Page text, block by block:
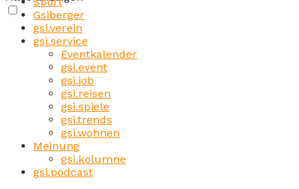
Gsiberger
gsi.verein
gsi.service
Eventkalender
gsi.event
gsi.job
gsi.reisen
gsi.spiele
gsi.trends
gsi.wohnen
Meinung
gsi.kolumne
gsi.podcast